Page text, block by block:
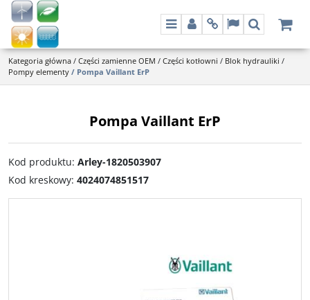
MenuPanelInfoLangSzukaj
Kategoria główna / Części zamienne OEM / Części kotłowni / Blok hydrauliki /
Pompy elementy / Pompa Vaillant ErP
Pompa Vaillant ErP
Kod produktu: Arley-1820503907
Kod kreskowy: 4024074851517